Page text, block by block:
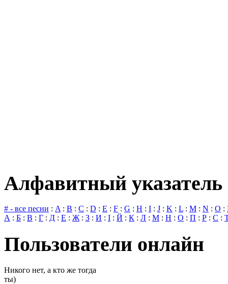
Алфавитный указатель
# - все песни : A: B : C : D : E : F : G : H : I : J : K : L : M : N : O :
А : Б : В : Г : Д : Е : Ж: З : И : І : Й : К : Л : М : Н : О : П : Р : С :
Пользователи онлайн
Никого нет, а кто же тогда
ты)